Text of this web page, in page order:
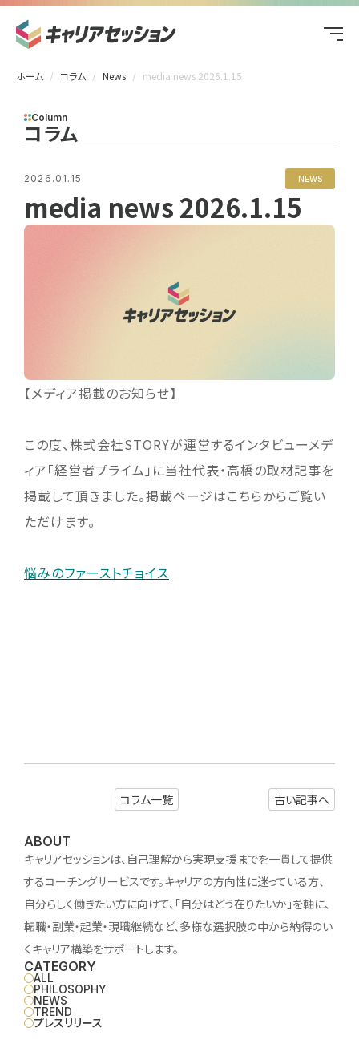
ホーム コラム News media news 2026.1.15
Column
コラム
2026.01.15 NEWS
media news 2026.1.15
【メディア掲載のお知らせ】
この度、株式会社STORYが運営するインタビューメデ
ィア「経営者プライム」に当社代表・高橋の取材記事を
掲載して頂きました。掲載ページはこちらからご覧い
ただけます。
悩みのファーストチョイス
コラム一覧 古い記事へ
ABOUT
キャリアセッションは、自己理解から実現支援までを一貫して提供
するコーチングサービスです。キャリアの方向性に迷っている方、
自分らしく働きたい方に向けて、「自分はどう在りたいか」を軸に、
転職・副業・起業・現職継続など、多様な選択肢の中から納得のい
くキャリア構築をサポートします。
CATEGORY
ALL
PHILOSOPHY
NEWS
TREND
プレスリリース